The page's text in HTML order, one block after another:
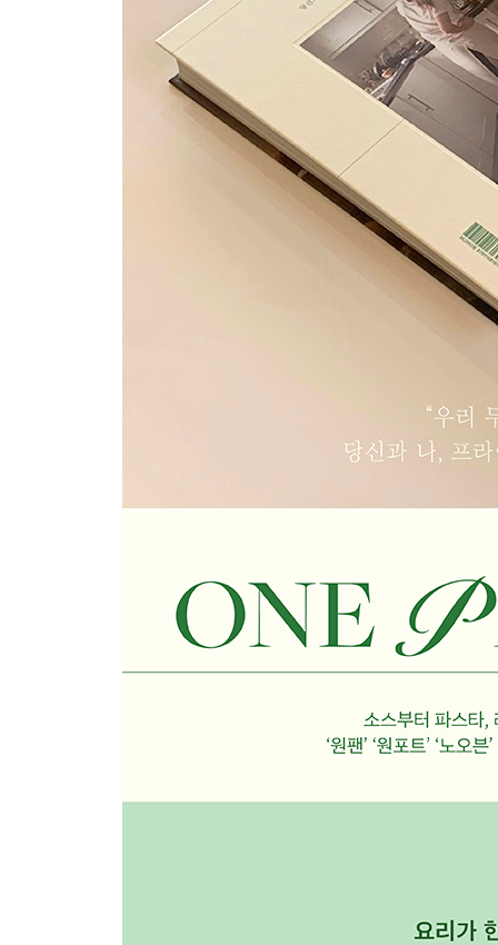
NO OVEN DESSERTS
358 파리 옥탑방 판나코타
364 복숭아크럼블
370 노오븐 타르트지